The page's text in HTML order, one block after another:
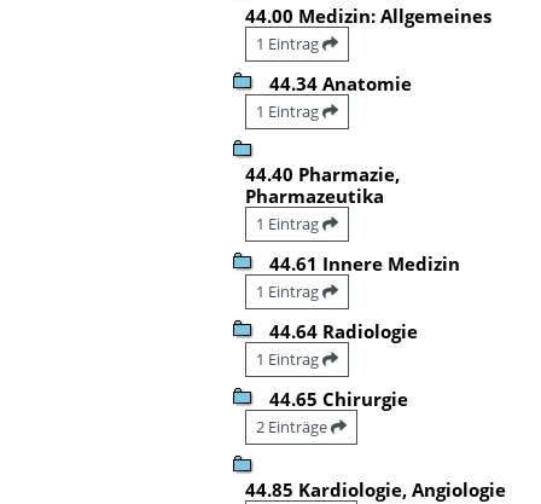
44.00 Medizin: Allgemeines
1 Eintrag
44.34 Anatomie
1 Eintrag
44.40 Pharmazie,
Pharmazeutika
1 Eintrag
44.61 Innere Medizin
1 Eintrag
44.64 Radiologie
1 Eintrag
44.65 Chirurgie
2 Einträge
44.85 Kardiologie, Angiologie